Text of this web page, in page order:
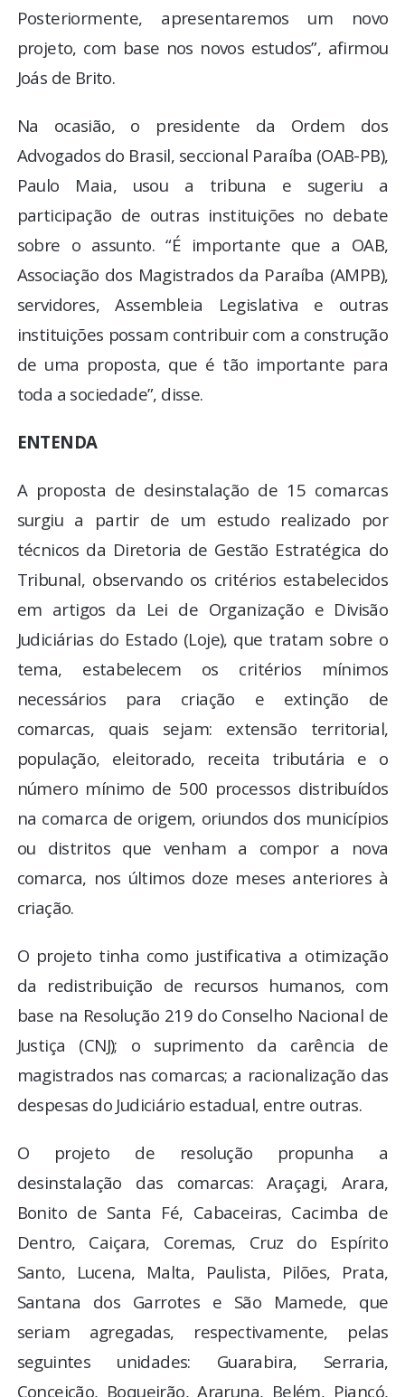
Posteriormente, apresentaremos um novo
projeto, com base nos novos estudos”, afirmou
Joás de Brito.
Na ocasião, o presidente da Ordem dos
Advogados do Brasil, seccional Paraíba (OAB-PB),
Paulo Maia, usou a tribuna e sugeriu a
participação de outras instituições no debate
sobre o assunto. “É importante que a OAB,
Associação dos Magistrados da Paraíba (AMPB),
servidores, Assembleia Legislativa e outras
instituições possam contribuir com a construção
de uma proposta, que é tão importante para
toda a sociedade”, disse.
ENTENDA
A proposta de desinstalação de 15 comarcas
surgiu a partir de um estudo realizado por
técnicos da Diretoria de Gestão Estratégica do
Tribunal, observando os critérios estabelecidos
em artigos da Lei de Organização e Divisão
Judiciárias do Estado (Loje), que tratam sobre o
tema, estabelecem os critérios mínimos
necessários para criação e extinção de
comarcas, quais sejam: extensão territorial,
população, eleitorado, receita tributária e o
número mínimo de 500 processos distribuídos
na comarca de origem, oriundos dos municípios
ou distritos que venham a compor a nova
comarca, nos últimos doze meses anteriores à
criação.
O projeto tinha como justificativa a otimização
da redistribuição de recursos humanos, com
base na Resolução 219 do Conselho Nacional de
Justiça (CNJ); o suprimento da carência de
magistrados nas comarcas; a racionalização das
despesas do Judiciário estadual, entre outras.
O projeto de resolução propunha a
desinstalação das comarcas: Araçagi, Arara,
Bonito de Santa Fé, Cabaceiras, Cacimba de
Dentro, Caiçara, Coremas, Cruz do Espírito
Santo, Lucena, Malta, Paulista, Pilões, Prata,
Santana dos Garrotes e São Mamede, que
seriam agregadas, respectivamente, pelas
seguintes unidades: Guarabira, Serraria,
Conceição, Boqueirão, Araruna, Belém, Piancó,